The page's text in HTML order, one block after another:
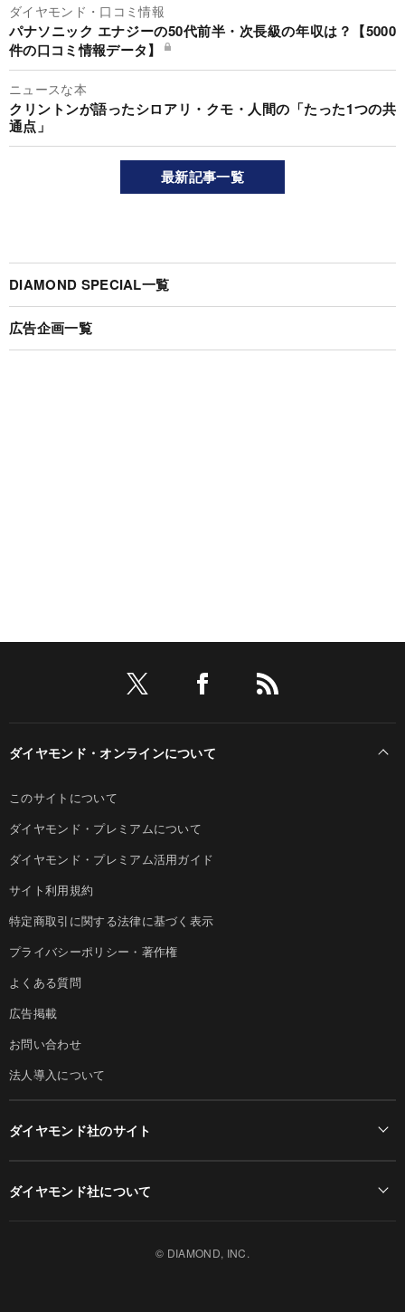
ダイヤモンド・口コミ情報
パナソニック エナジーの50代前半・次長級の年収は？【5000
件の口コミ情報データ】
ニュースな本
クリントンが語ったシロアリ・クモ・人間の「たった1つの共
通点」
最新記事一覧
DIAMOND SPECIAL一覧
広告企画一覧
ダイヤモンド・オンラインについて
このサイトについて
ダイヤモンド・プレミアムについて
ダイヤモンド・プレミアム活用ガイド
サイト利用規約
特定商取引に関する法律に基づく表示
プライバシーポリシー・著作権
よくある質問
広告掲載
お問い合わせ
法人導入について
ダイヤモンド社のサイト
ダイヤモンド社について
© DIAMOND, INC.